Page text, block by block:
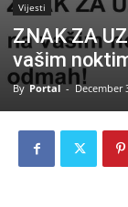
Vijesti
ZNAK ZA
vašim
By Portal - December